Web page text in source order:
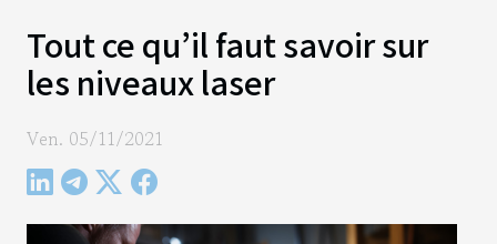
Tout ce qu’il faut savoir sur
les niveaux laser
Ven. 05/11/2021